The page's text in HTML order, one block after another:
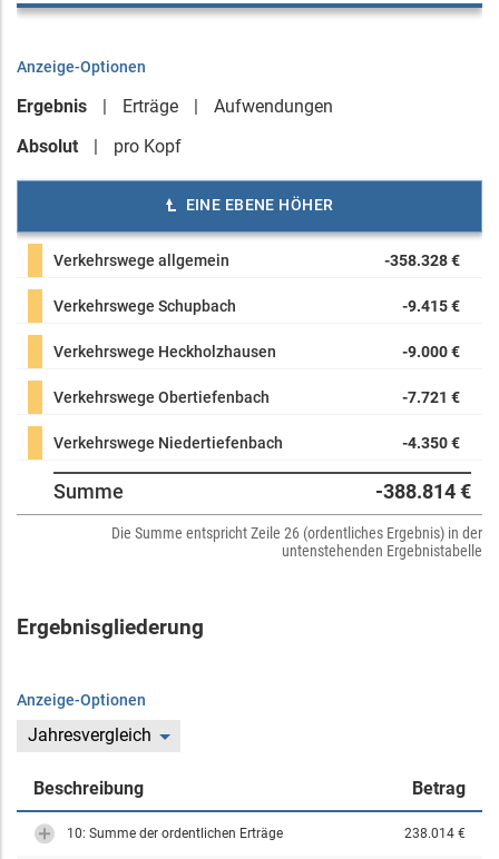
Anzeige-Optionen
Ergebnis Erträge
Aufwendungen
Absolut
pro Kopf
EINE EBENE HÖHER
Verkehrswege allgemein -358.328 €
Verkehrswege Schupbach -9.415 €
Verkehrswege Heckholzhausen -9.000 €
Verkehrswege Obertiefenbach -7.721 €
Verkehrswege Niedertiefenbach -4.350 €
Summe -388.814 €
Die Summe entspricht Zeile 26 (ordentliches Ergebnis) in der
untenstehenden Ergebnistabelle
Ergebnisgliederung
Anzeige-Optionen
Jahresvergleich
Beschreibung Betrag
10: Summe der ordentlichen Erträge 238.014 €